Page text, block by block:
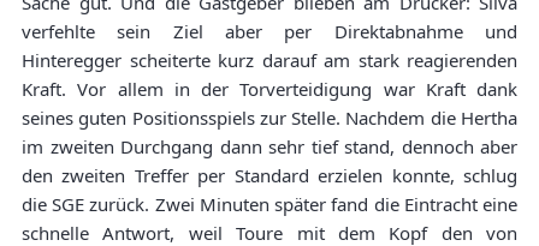
verfehlte sein Ziel aber per Direktabnahme und
Hinteregger scheiterte kurz darauf am stark reagierenden
Kraft. Vor allem in der Torverteidigung war Kraft dank
seines guten Positionsspiels zur Stelle. Nachdem die Hertha
im zweiten Durchgang dann sehr tief stand, dennoch aber
den zweiten Treffer per Standard erzielen konnte, schlug
die SGE zurück. Zwei Minuten später fand die Eintracht eine
schnelle Antwort, weil Toure mit dem Kopf den von